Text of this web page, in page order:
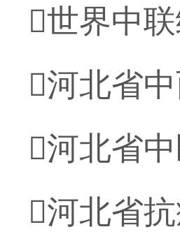
世界中
河北省
河北省
河北省